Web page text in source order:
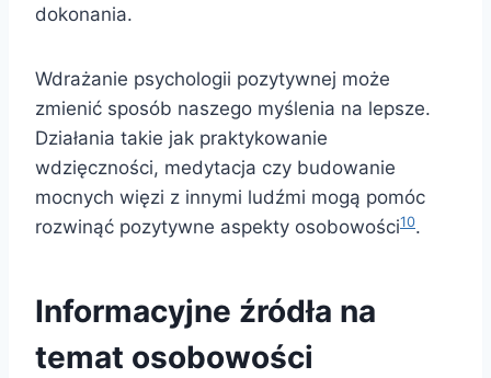
dokonania.
Wdrażanie psychologii pozytywnej może
zmienić sposób naszego myślenia na lepsze.
Działania takie jak praktykowanie
wdzięczności, medytacja czy budowanie
mocnych więzi z innymi ludźmi mogą pomóc
rozwinąć pozytywne aspekty osobowości10.
Informacyjne źródła na
temat osobowości